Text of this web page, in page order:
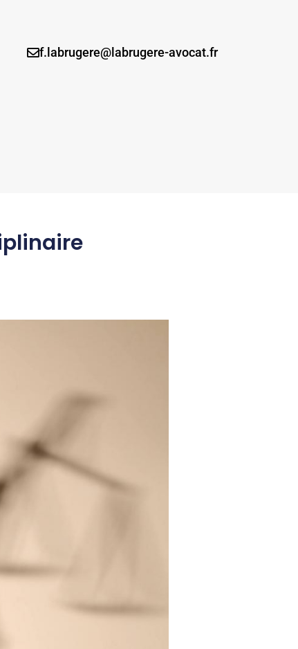
f.labrugere@labrugere-avocat.fr